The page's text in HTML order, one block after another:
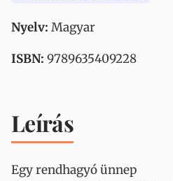
Nyelv: Magyar
ISBN: 9789635409228
Leírás
Egy rendhagyó ünnep